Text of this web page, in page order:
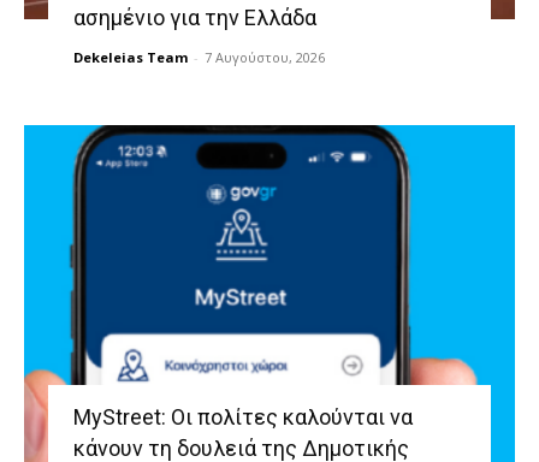
ασημένιο για την Ελλάδα
Dekeleias Team - 7 Αυγούστου, 2026
MyStreet: Οι πολίτες καλούνται να
κάνουν τη δουλειά της Δημοτικής